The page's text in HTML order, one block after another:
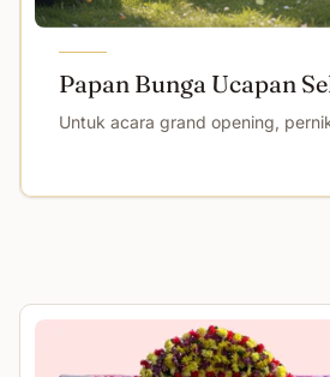
Papan Bunga Ucapan
Untuk acara grand opening,